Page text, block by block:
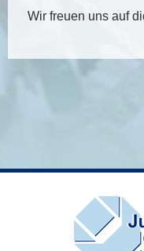
Wir freuen uns auf